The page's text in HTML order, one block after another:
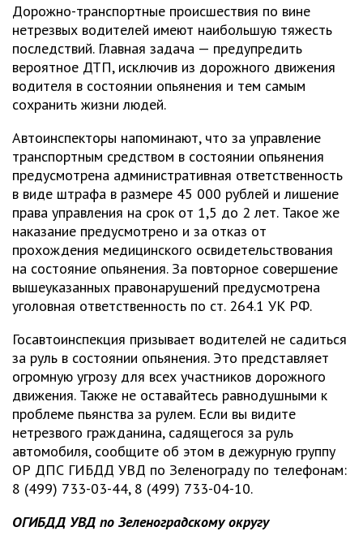
Дорожно-транспортные происшествия по вине
нетрезвых водителей имеют наибольшую тяжесть
последствий. Главная задача — предупредить
вероятное ДТП, исключив из дорожного движения
водителя в состоянии опьянения и тем самым
сохранить жизни людей.
Автоинспекторы напоминают, что за управление
транспортным средством в состоянии опьянения
предусмотрена административная ответственность
в виде штрафа в размере 45 000 рублей и лишение
права управления на срок от 1,5 до 2 лет. Такое же
наказание предусмотрено и за отказ от
прохождения медицинского освидетельствования
на состояние опьянения. За повторное совершение
вышеуказанных правонарушений предусмотрена
уголовная ответственность по ст. 264.1 УК РФ.
Госавтоинспекция призывает водителей не садиться
за руль в состоянии опьянения. Это представляет
огромную угрозу для всех участников дорожного
движения. Также не оставайтесь равнодушными к
проблеме пьянства за рулем. Если вы видите
нетрезвого гражданина, садящегося за руль
автомобиля, сообщите об этом в дежурную группу
ОР ДПС ГИБДД УВД по Зеленограду по телефонам:
8 (499) 733-03-44, 8 (499) 733-04-10.
ОГИБДД УВД по Зеленоградскому округу